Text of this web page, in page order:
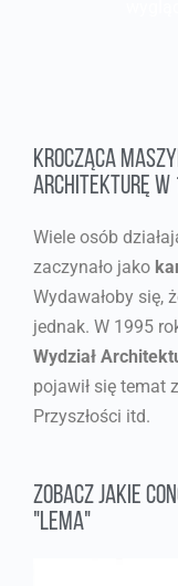
krocząca
architekturę w
Wiele osób
zaczynało jako
Wydawałoby się,
jednak. W 1995
Wydział
pojawił się temat
Przyszłości itd.
Zobacz jakie
"lema"